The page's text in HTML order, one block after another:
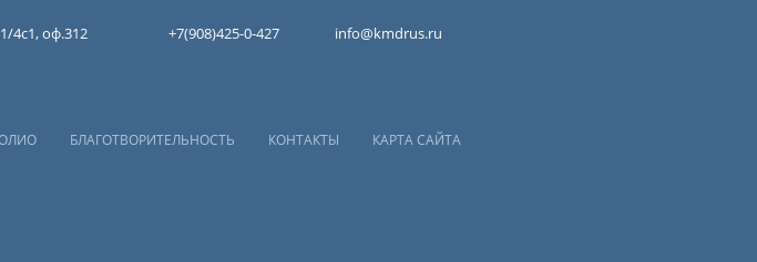
4с1, оф.312 +7(908)425-0-427 info@kmdrus.ru
БЛАГОТВОРИТЕЛЬНОСТЬ КОНТАКТЫ КАРТА САЙТА